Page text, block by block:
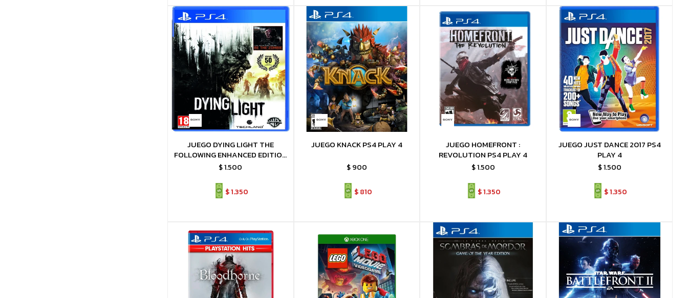
JUEGO DYING LIGHT THE
FOLLOWING ENHANCED EDITION
PS4 PLAY 4
$1.500
$1.350
JUEGO KNACK PS4 PLAY 4
$900
$ 810
JUEGO HOMEFRONT :
REVOLUTION PS4 PLAY 4
$1.500
$1.350
JUEGO JUST DANCE 2017 PS4
PLAY 4
$1.500
$1.350